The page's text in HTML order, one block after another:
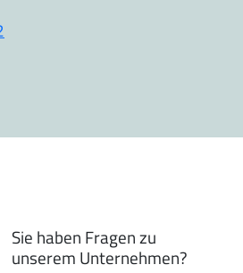
Sie haben Fragen zu
unserem Unternehmen?